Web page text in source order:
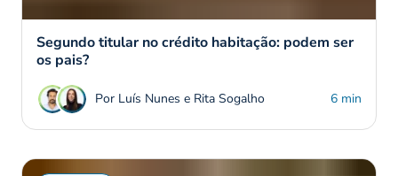
Segundo titular no crédito habitação: podem ser
os pais?
Por Luís Nunes e Rita Sogalho 6 min